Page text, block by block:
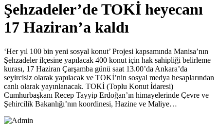
Şehzadeler’de TOKİ heyecanı
17 Haziran’a kaldı
‘Her yıl 100 bin yeni sosyal konut’ Projesi kapsamında Manisa’nın
Şehzadeler ilçesine yapılacak 400 konut için hak sahipliği belirleme
kurası, 17 Haziran Çarşamba günü saat 13.00’da Ankara’da
seyircisiz olarak yapılacak ve TOKİ’nin sosyal medya hesaplarından
canlı olarak yayınlanacak. TOKİ (Toplu Konut İdaresi)
Cumhurbaşkanı Recep Tayyip Erdoğan’ın himayelerinde Çevre ve
Şehircilik Bakanlığı’nın koordinesi, Hazine ve Maliye…